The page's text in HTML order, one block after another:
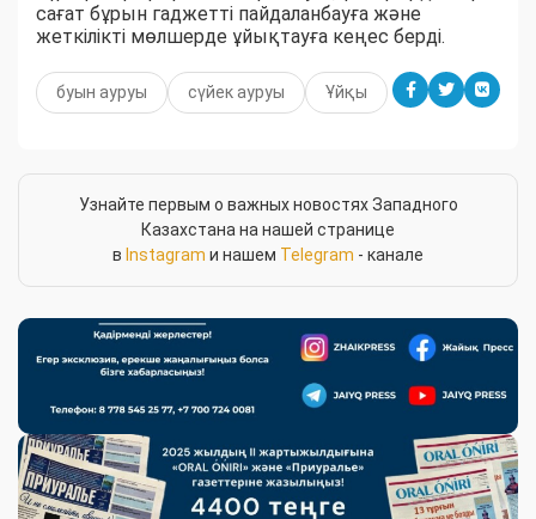
сағат бұрын гаджетті пайдаланбауға және
жеткілікті мөлшерде ұйықтауға кеңес берді.
буын ауруы сүйек ауруы Ұйқы
Узнайте первым о важных новостях Западного
Казахстана на нашей странице
в Instagram и нашем Telegram - канале